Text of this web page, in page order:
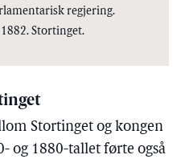
regjering.
Stortinget.
Stortinget og kongen
og 1880-tallet førte også